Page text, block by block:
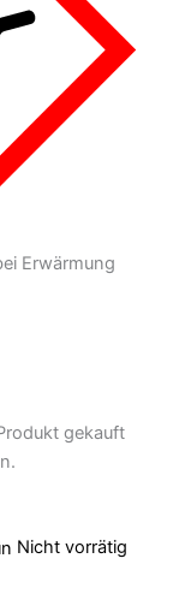
Erwärmung
gekauft
Nicht vorrätig